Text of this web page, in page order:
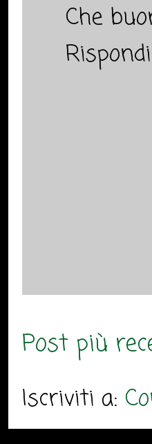
Che
Rispondi
Post più
Iscriviti a: